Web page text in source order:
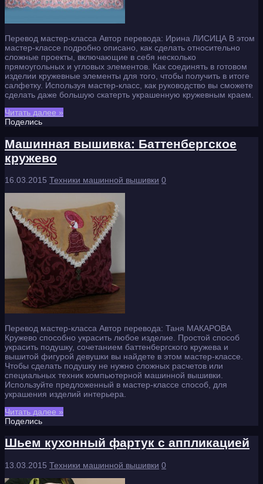
Перевод мастер-класса Автор перевода: Ирина ЛИСИЦА В этом
мастер-классе подробно описано, как сделать относительно
сложные проекты, включающие в себя несколько
прямоугольных и угловых элементов. Как соединять в готовом
изделии кружевные элементы для того, чтобы получить в итоге
салфетку. Используя мастер-класс, как руководство вы сможете
сделать даже большую скатерть украшенную кружевным краем.
Читать далее »
Поделись
Машинная вышивка: Баттенбергское
кружево
16.03.2015 Техники машинной вышивки 0
Перевод мастер-класса Автор перевода: Таня МАКАРОВА
Кружево способно украсить любое изделие. Простой способ
украсить подушку, сочетанием баттенбергского кружева и
вышитой фигурой девушки вы найдете в этом мастер-классе.
Чтобы сделать подушку не нужно сложных расчетов или
специальных техник компьютерной машинной вышивки.
Используйте предложенный в мастер-классе способ, для
украшения изделий интерьера.
Читать далее »
Поделись
Шьем кухонный фартук с аппликацией
13.03.2015 Техники машинной вышивки 0